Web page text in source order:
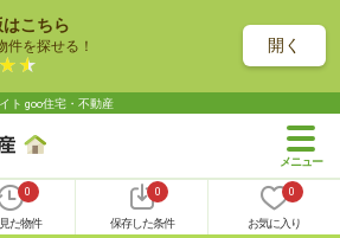
こちら
件を探せる！ 開く
ト goo住宅・不動産
0
た物件
0
保存した条件
0
お気に入り